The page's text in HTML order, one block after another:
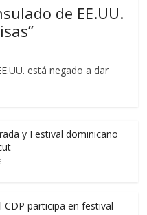
de EE.UU.
está negado a dar
y Festival dominicano
CDP participa en festival